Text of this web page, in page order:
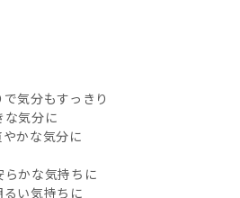
気分もすっきり
な気分に
かな気分に
かな気持ちに
い気持ちに